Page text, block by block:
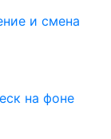
и смена
на фоне